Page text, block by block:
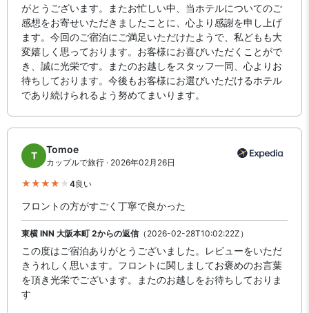
がとうございます。またお忙しい中、当ホテルについてのご
感想をお寄せいただきましたことに、心より感謝を申し上げ
ます。今回のご宿泊にご満足いただけたようで、私どもも大
変嬉しく思っております。お客様にお喜びいただくことがで
き、誠に光栄です。またのお越しをスタッフ一同、心よりお
待ちしております。今後もお客様にお選びいただけるホテル
であり続けられるよう努めてまいります。
T
Tomoe
カップルで旅行 · 2026年02月26日
4良い
フロントの方がすごく丁寧で良かった
東横 INN 大阪本町 2からの返信（2026-02-28T10:02:22Z）
この度はご宿泊ありがとうございました。レビューをいただ
きうれしく思います。フロントに関しましてお褒めのお言葉
を頂き光栄でございます。またのお越しをお待ちしておりま
す